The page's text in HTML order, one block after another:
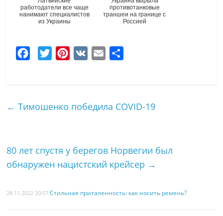
работодатели все чаще
нанимают специалистов
из Украины
противотанковые
траншеи на границе с
Россией
b
k
t
e
s
t
l
а
т
ь
← Тимошенко победила COVID-19
80 лет спустя у берегов Норвегии был
обнаружен нацистский крейсер →
28.11.2022 20:57 Стильная приталенность: как носить ремень?